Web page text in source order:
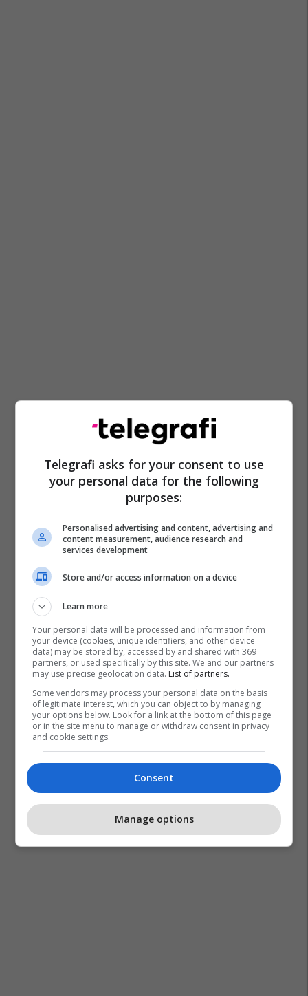
Telegrafi asks for your consent to use
your personal data for the following
purposes:
Personalised advertising and content, advertising and
content measurement, audience research and
services development
Store and/or access information on a device
Learn more
Your personal data will be processed and information from
your device (cookies, unique identifiers, and other device
data) may be stored by, accessed by and shared with 369
partners, or used specifically by this site. We and our partners
may use precise geolocation data. List of partners.
Some vendors may process your personal data on the basis
of legitimate interest, which you can object to by managing
your options below. Look for a link at the bottom of this page
or in the site menu to manage or withdraw consent in privacy
and cookie settings.
Consent
Manage options